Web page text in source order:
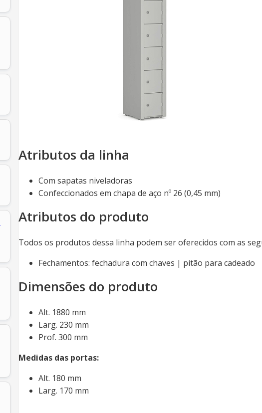
Atributos da linha
Com sapatas niveladoras
Confeccionados em chapa de aço nº 26 (0,45 mm)
Atributos do produto
Todos os produtos dessa linha podem ser oferecidos com as
Fechamentos: fechadura com chaves | pitão para cadeado
Dimensões do produto
Alt. 1880 mm
Larg. 230 mm
Prof. 300 mm
Medidas das portas:
Alt. 180 mm
Larg. 170 mm